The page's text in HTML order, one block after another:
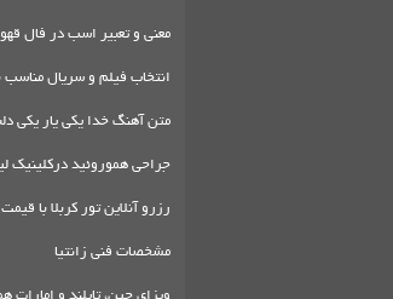
معنی و تعبیر اسب در فال
انتخاب فیلم و سریال
متن آهنگ خدا یکی یار یکی
جراحی هموروئید درکلینیک
رزرو آنلاین تور کربلا با
مشخصات فنی زانتیا